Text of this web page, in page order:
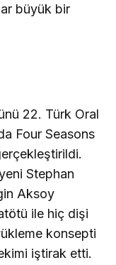
büyük bir
22. Türk Oral
Four Seasons
Stephan
Aksoy
ile hiç dişi
konsepti
iştirak etti.